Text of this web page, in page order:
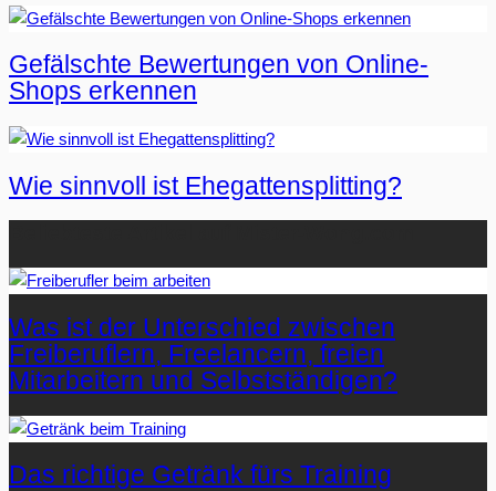
Gefälschte Bewertungen von Online-
Shops erkennen
Wie sinnvoll ist Ehegattensplitting?
Was ist der Unterschied zwischen
Freiberuflern, Freelancern, freien
Mitarbeitern und Selbstständigen?
Das richtige Getränk fürs Training